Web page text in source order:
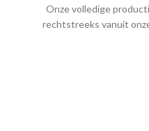
Onze volledige
rechtstreeks vanuit